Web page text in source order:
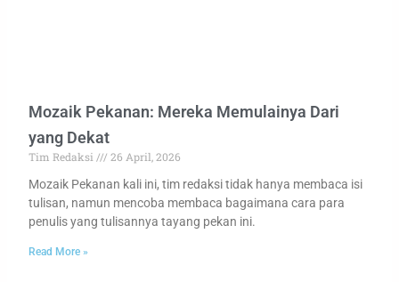
Mozaik Pekanan: Mereka Memulainya Dari
yang Dekat
Tim Redaksi
26 April, 2026
Mozaik Pekanan kali ini, tim redaksi tidak hanya membaca isi
tulisan, namun mencoba membaca bagaimana cara para
penulis yang tulisannya tayang pekan ini.
Read More »